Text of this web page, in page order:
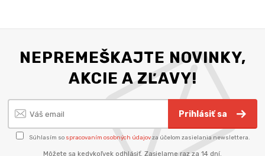
NEPREMEŠKAJTE NOVINKY,
AKCIE A ZĽAVY!
Prihlásiť sa
Súhlasím so spracovaním osobných údajovza účelom zasielania newslettera.
Môžete sa kedykoľvek odhlásiť. Zasielame raz za 14 dní.